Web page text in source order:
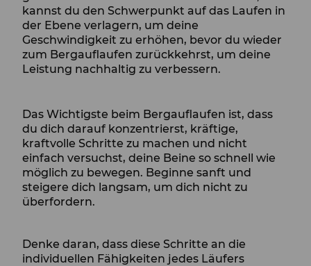
kannst du den Schwerpunkt auf das Laufen in
der Ebene verlagern, um deine
Geschwindigkeit zu erhöhen, bevor du wieder
zum Bergauflaufen zurückkehrst, um deine
Leistung nachhaltig zu verbessern.
Das Wichtigste beim Bergauflaufen ist, dass
du dich darauf konzentrierst, kräftige,
kraftvolle Schritte zu machen und nicht
einfach versuchst, deine Beine so schnell wie
möglich zu bewegen. Beginne sanft und
steigere dich langsam, um dich nicht zu
überfordern.
Denke daran, dass diese Schritte an die
individuellen Fähigkeiten jedes Läufers